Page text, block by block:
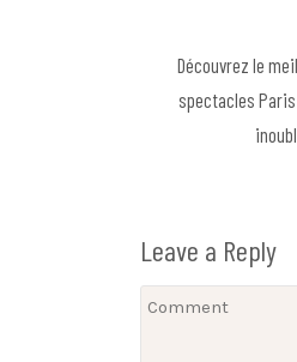
Découvrez le
spectacles
Leave a Reply